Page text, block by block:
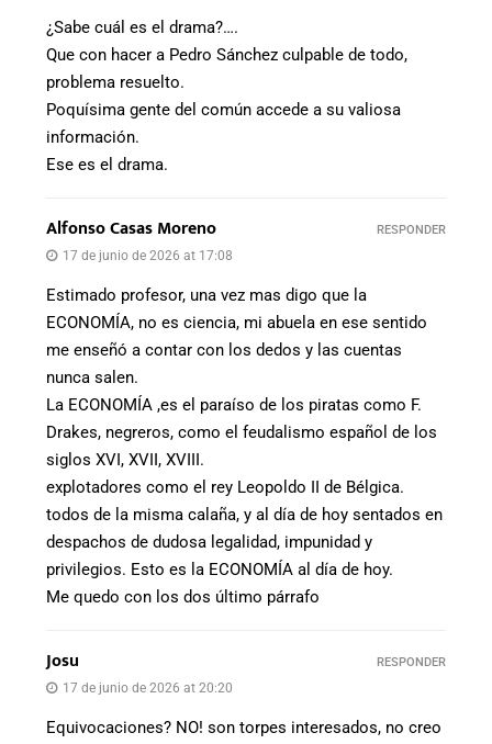
¿Sabe cuál es el drama?….
Que con hacer a Pedro Sánchez culpable de todo,
problema resuelto.
Poquísima gente del común accede a su valiosa
información.
Ese es el drama.
Alfonso Casas Moreno
17 de junio de 2026 at 17:08
Estimado profesor, una vez mas digo que la
ECONOMÍA, no es ciencia, mi abuela en ese sentido
me enseñó a contar con los dedos y las cuentas
nunca salen.
La ECONOMÍA ,es el paraíso de los piratas como F.
Drakes, negreros, como el feudalismo español de los
siglos XVI, XVII, XVIII.
explotadores como el rey Leopoldo II de Bélgica.
todos de la misma calaña, y al día de hoy sentados en
despachos de dudosa legalidad, impunidad y
privilegios. Esto es la ECONOMÍA al día de hoy.
Me quedo con los dos último párrafo
RESPONDER
Josu
17 de junio de 2026 at 20:20
Equivocaciones? NO! son torpes interesados, no creo
RESPONDER